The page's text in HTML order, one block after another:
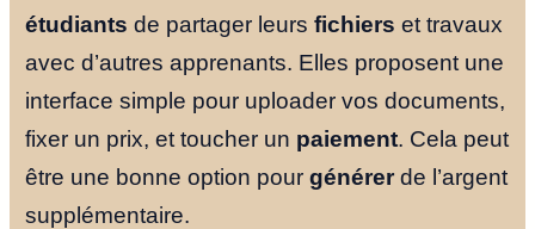
étudiants de partager leursfichiers et travaux
avec d’autres apprenants. Elles proposent une
interface simple pour uploader vos documents,
fixer un prix, et toucher un paiement. Cela peut
être une bonne option pourgénérerde l’argent
supplémentaire.